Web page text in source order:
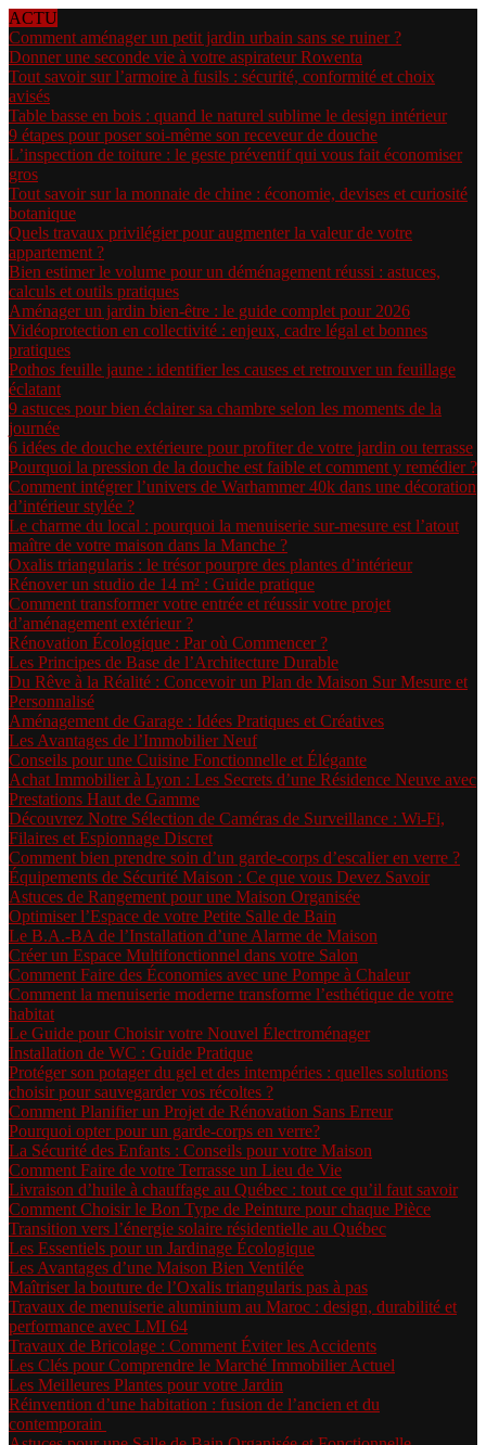
ACTU
Comment aménager un petit jardin urbain sans se ruiner ?
Donner une seconde vie à votre aspirateur Rowenta
Tout savoir sur l’armoire à fusils : sécurité, conformité et choix
avisés
Table basse en bois : quand le naturel sublime le design intérieur
9 étapes pour poser soi-même son receveur de douche
L’inspection de toiture : le geste préventif qui vous fait économiser
gros
Tout savoir sur la monnaie de chine : économie, devises et curiosité
botanique
Quels travaux privilégier pour augmenter la valeur de votre
appartement ?
Bien estimer le volume pour un déménagement réussi : astuces,
calculs et outils pratiques
Aménager un jardin bien-être : le guide complet pour 2026
Vidéoprotection en collectivité : enjeux, cadre légal et bonnes
pratiques
Pothos feuille jaune : identifier les causes et retrouver un feuillage
éclatant
9 astuces pour bien éclairer sa chambre selon les moments de la
journée
6 idées de douche extérieure pour profiter de votre jardin ou terrasse
Pourquoi la pression de la douche est faible et comment y remédier ?
Comment intégrer l’univers de Warhammer 40k dans une décoration
d’intérieur stylée ?
Le charme du local : pourquoi la menuiserie sur-mesure est l’atout
maître de votre maison dans la Manche ?
Oxalis triangularis : le trésor pourpre des plantes d’intérieur
Rénover un studio de 14 m² : Guide pratique
Comment transformer votre entrée et réussir votre projet
d’aménagement extérieur ?
Rénovation Écologique : Par où Commencer ?
Les Principes de Base de l’Architecture Durable
Du Rêve à la Réalité : Concevoir un Plan de Maison Sur Mesure et
Personnalisé
Aménagement de Garage : Idées Pratiques et Créatives
Les Avantages de l’Immobilier Neuf
Conseils pour une Cuisine Fonctionnelle et Élégante
Achat Immobilier à Lyon : Les Secrets d’une Résidence Neuve avec
Prestations Haut de Gamme
Découvrez Notre Sélection de Caméras de Surveillance : Wi-Fi,
Filaires et Espionnage Discret
Comment bien prendre soin d’un garde-corps d’escalier en verre ?
Équipements de Sécurité Maison : Ce que vous Devez Savoir
Astuces de Rangement pour une Maison Organisée
Optimiser l’Espace de votre Petite Salle de Bain
Le B.A.-BA de l’Installation d’une Alarme de Maison
Créer un Espace Multifonctionnel dans votre Salon
Comment Faire des Économies avec une Pompe à Chaleur
Comment la menuiserie moderne transforme l’esthétique de votre
habitat
Le Guide pour Choisir votre Nouvel Électroménager
Installation de WC : Guide Pratique
Protéger son potager du gel et des intempéries : quelles solutions
choisir pour sauvegarder vos récoltes ?
Comment Planifier un Projet de Rénovation Sans Erreur
Pourquoi opter pour un garde-corps en verre?
La Sécurité des Enfants : Conseils pour votre Maison
Comment Faire de votre Terrasse un Lieu de Vie
Livraison d’huile à chauffage au Québec : tout ce qu’il faut savoir
Comment Choisir le Bon Type de Peinture pour chaque Pièce
Transition vers l’énergie solaire résidentielle au Québec
Les Essentiels pour un Jardinage Écologique
Les Avantages d’une Maison Bien Ventilée
Maîtriser la bouture de l’Oxalis triangularis pas à pas
Travaux de menuiserie aluminium au Maroc : design, durabilité et
performance avec LMI 64
Travaux de Bricolage : Comment Éviter les Accidents
Les Clés pour Comprendre le Marché Immobilier Actuel
Les Meilleures Plantes pour votre Jardin
Réinvention d’une habitation : fusion de l’ancien et du
contemporain